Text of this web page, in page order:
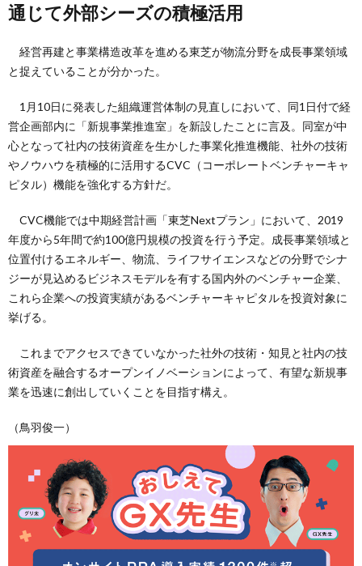
通じて外部シーズの積極活用
経営再建と事業構造改革を進める東芝が物流分野を成長事業領域
と捉えていることが分かった。
1月10日に発表した組織運営体制の見直しにおいて、同1日付で経
営企画部内に「新規事業推進室」を新設したことに言及。同室が中
心となって社内の技術資産を生かした事業化推進機能、社外の技術
やノウハウを積極的に活用するCVC（コーポレートベンチャーキャ
ピタル）機能を強化する方針だ。
CVC機能では中期経営計画「東芝Nextプラン」において、2019
年度から5年間で約100億円規模の投資を行う予定。成長事業領域と
位置付けるエネルギー、物流、ライフサイエンスなどの分野でシナ
ジーが見込めるビジネスモデルを有する国内外のベンチャー企業、
これら企業への投資実績があるベンチャーキャピタルを投資対象に
挙げる。
これまでアクセスできていなかった社外の技術・知見と社内の技
術資産を融合するオープンイノベーションによって、有望な新規事
業を迅速に創出していくことを目指す構え。
（鳥羽俊一）